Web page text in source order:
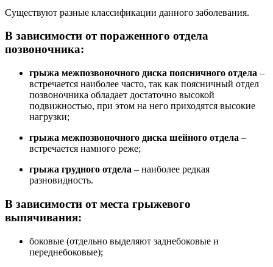
Существуют разные классификации данного заболевания.
В зависимости от пораженного отдела
позвоночника:
грыжа межпозвоночного диска поясничного отдела –
встречается наиболее часто, так как поясничный отдел
позвоночника обладает достаточно высокой
подвижностью, при этом на него приходятся высокие
нагрузки;
грыжа межпозвоночного диска шейного отдела –
встречается намного реже;
грыжа грудного отдела – наиболее редкая
разновидность.
В зависимости от места грыжевого
выпячивания:
боковые (отдельно выделяют заднебоковые и
переднебоковые);